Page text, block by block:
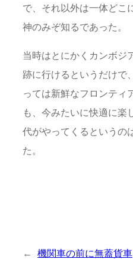
で、それ以外は一体どこ
神のみぞ知るであった。
当時はとにかくカンボジ
跡に行けるというだけで
っては新鮮なフロンティ
も、今みたいに快適に楽
代がやってくるというの
た。
← 機関車の前に無蓋貨車